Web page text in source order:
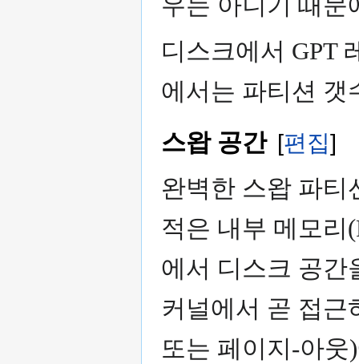
디스크에서 GPT
에서는 파티션 갯
스왑 공간 [편집]
완벽한 스왑 파티
적은 내부 메모리
에서 디스크 공간
커널에서 곧 접근
또는 페이지-아